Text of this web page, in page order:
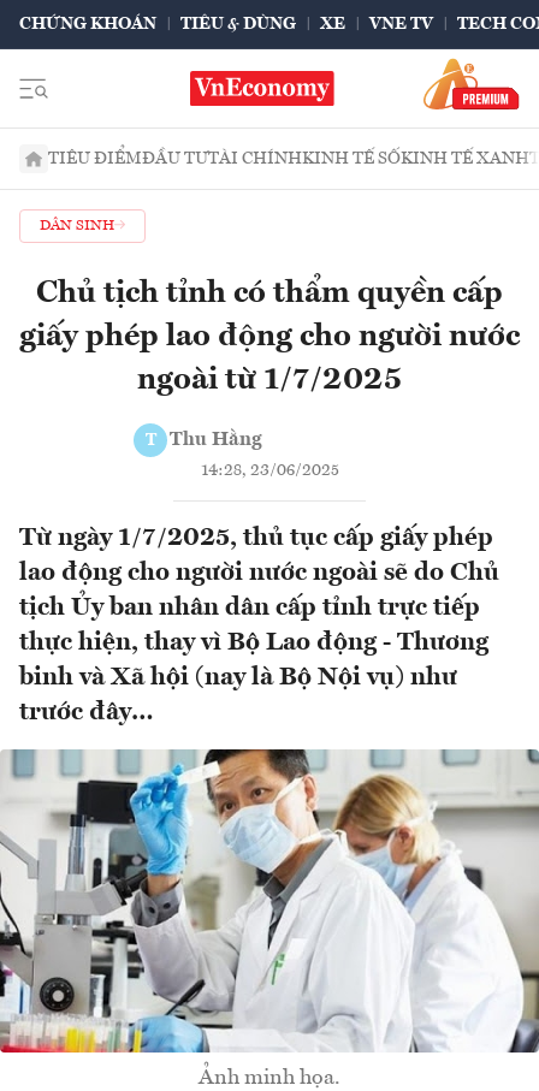
CHỨNG KHOÁN TIÊU & DÙNG XE VNE TV TECH
TIÊU ĐIỂMĐẦU TƯTÀI CHÍNHKINH TẾ SỐKINH TẾ XANH
DÂN SINH
Chủ tịch tỉnh có thẩm quyền cấp
giấy phép lao động cho người nước
ngoài từ 1/7/2025
T Thu Hằng
14:28, 23/06/2025
Từ ngày 1/7/2025, thủ tục cấp giấy phép
lao động cho người nước ngoài sẽ do Chủ
tịch Ủy ban nhân dân cấp tỉnh trực tiếp
thực hiện, thay vì Bộ Lao động - Thương
binh và Xã hội (nay là Bộ Nội vụ) như
trước đây…
Ảnh minh họa.